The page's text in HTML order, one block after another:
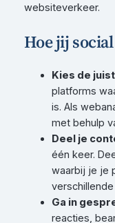
websiteverkeer.
Hoe jij
Kies de
platforms
is. Als
met behulp
Deel je
één keer.
waarbij je je
Ga in
reacties,